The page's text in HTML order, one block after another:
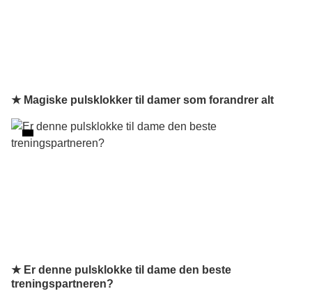
★ Magiske pulsklokker til damer som forandrer alt
★ Er denne pulsklokke til dame den beste
treningspartneren?